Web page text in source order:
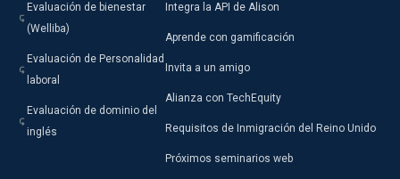
Evaluación de bienestar
(Welliba)
Evaluación de Personalidad
laboral
Evaluación de dominio del
inglés
Integra la API de Alison
Aprende con gamificación
Invita a un amigo
Alianza con TechEquity
Requisitos de Inmigración del Reino Unido
Próximos seminarios web